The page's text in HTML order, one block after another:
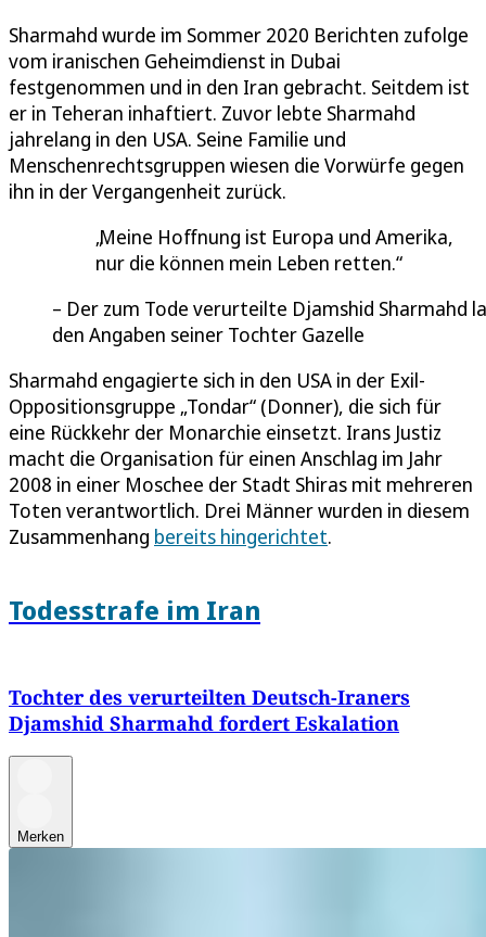
Sharmahd wurde im Sommer 2020 Berichten zufolge
vom iranischen Geheimdienst in Dubai
festgenommen und in den Iran gebracht. Seitdem ist
er in Teheran inhaftiert. Zuvor lebte Sharmahd
jahrelang in den USA. Seine Familie und
Menschenrechtsgruppen wiesen die Vorwürfe gegen
ihn in der Vergangenheit zurück.
Meine Hoffnung ist Europa und Amerika,
nur die können mein Leben retten.
Der zum Tode verurteilte Djamshid Sharmahd
den Angaben seiner Tochter Gazelle
Sharmahd engagierte sich in den USA in der Exil-
Oppositionsgruppe „Tondar“ (Donner), die sich für
eine Rückkehr der Monarchie einsetzt. Irans Justiz
macht die Organisation für einen Anschlag im Jahr
2008 in einer Moschee der Stadt Shiras mit mehreren
Toten verantwortlich. Drei Männer wurden in diesem
Zusammenhang bereits hingerichtet.
Todesstrafe im Iran
Tochter des verurteilten Deutsch-Iraners
Djamshid Sharmahd fordert Eskalation
Merken